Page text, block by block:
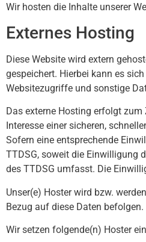
Wir hosten die Inhalte unserer
Externes Hosting
Diese Website wird extern
gespeichert. Hierbei kann es
Websitezugriffe und sonstige
Das externe Hosting erfolgt
Interesse einer sicheren,
Sofern eine entsprechende
TTDSG, soweit die Einwilligung
des TTDSG umfasst. Die
Unser(e) Hoster wird bzw.
Bezug auf diese Daten befolgen.
Wir setzen folgende(n) Hoster